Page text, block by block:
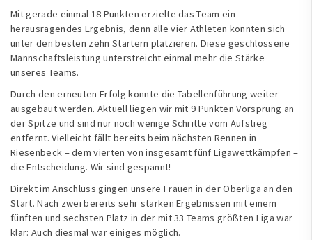
Mit gerade einmal 18 Punkten erzielte das Team ein
herausragendes Ergebnis, denn alle vier Athleten konnten sich
unter den besten zehn Startern platzieren. Diese geschlossene
Mannschaftsleistung unterstreicht einmal mehr die Stärke
unseres Teams.
Durch den erneuten Erfolg konnte die Tabellenführung weiter
ausgebaut werden. Aktuell liegen wir mit 9 Punkten Vorsprung an
der Spitze und sind nur noch wenige Schritte vom Aufstieg
entfernt. Vielleicht fällt bereits beim nächsten Rennen in
Riesenbeck – dem vierten von insgesamt fünf Ligawettkämpfen –
die Entscheidung. Wir sind gespannt!
Direkt im Anschluss gingen unsere Frauen in der Oberliga an den
Start. Nach zwei bereits sehr starken Ergebnissen mit einem
fünften und sechsten Platz in der mit 33 Teams größten Liga war
klar: Auch diesmal war einiges möglich.